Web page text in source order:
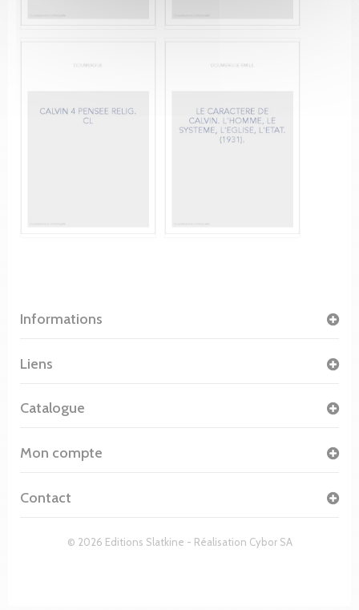
Informations
© 2026 Editions Slatkine - Réalisation Cybor SA
Liens
Catalogue
Mon compte
Contact